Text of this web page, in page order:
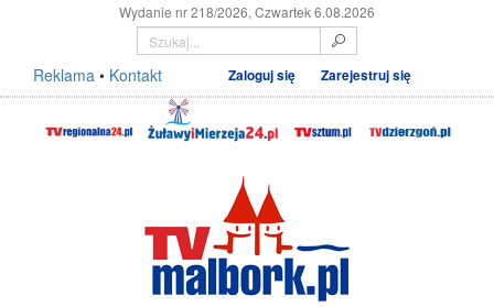
Wydanie nr 218/2026, Czwartek 6.08.2026
Reklama • Kontakt Zaloguj się Zarejestruj się